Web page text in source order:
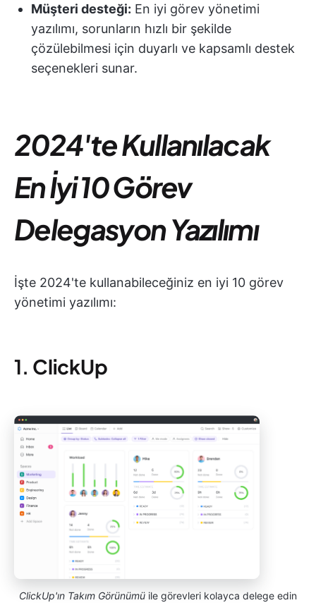
Müşteri desteği: En iyi görev yönetimi
yazılımı, sorunların hızlı bir şekilde
çözülebilmesi için duyarlı ve kapsamlı destek
seçenekleri sunar.
2024'te Kullanılacak
En İyi 10 Görev
Delegasyon Yazılımı
İşte 2024'te kullanabileceğiniz en iyi 10 görev
yönetimi yazılımı:
1. ClickUp
ClickUp'ın Takım Görünümü ile görevleri kolayca delege edin